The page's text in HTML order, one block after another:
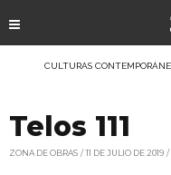
CULTURAS
Telos 111
ZONA DE OBRAS 11 DE JULIO DE 2019